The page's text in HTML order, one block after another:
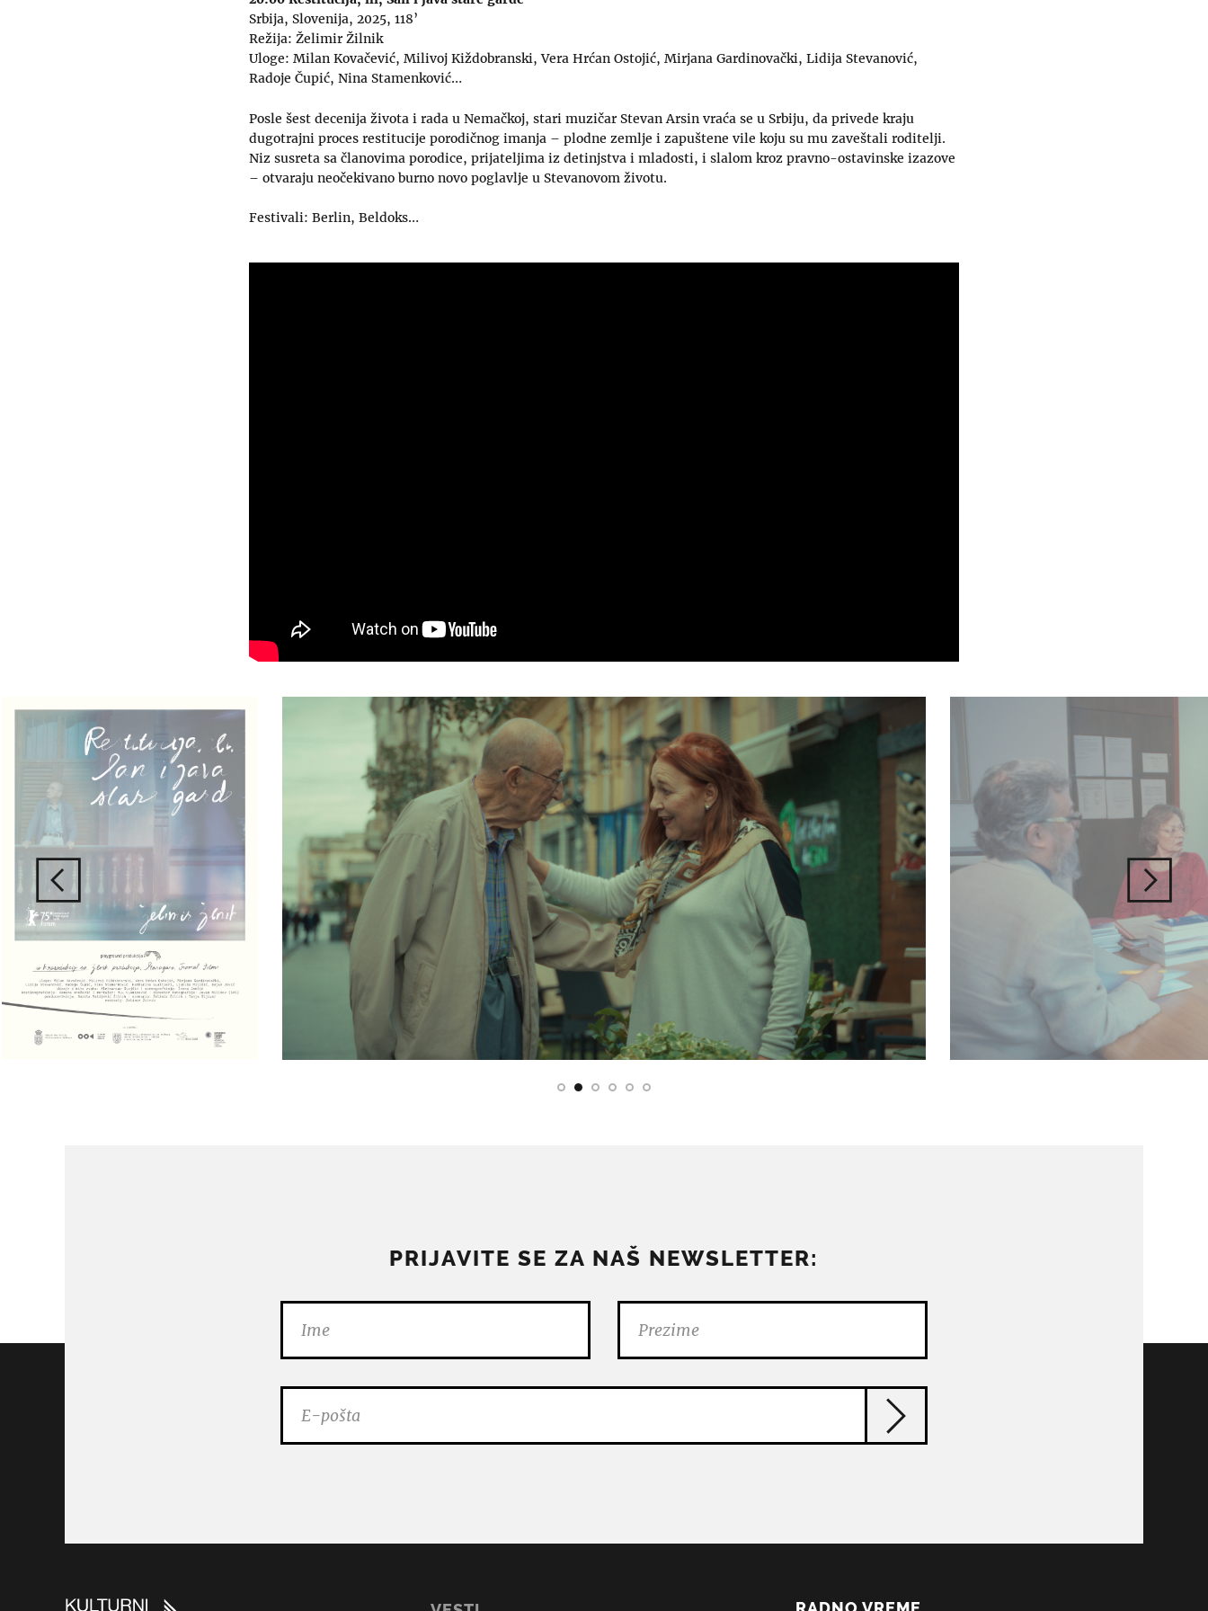
Srbija, Slovenija, 2025, 118’
Režija: Želimir Žilnik
Uloge: Milan Kovačević, Milivoj Kiždobranski, Vera Hrćan Ostojić, Mirjana Gardinovački, Lidija Stevanović,
Radoje Čupić, Nina Stamenković…
Posle šest decenija života i rada u Nemačkoj, stari muzičar Stevan Arsin vraća se u Srbiju, da privede kraju
dugotrajni proces restitucije porodičnog imanja – plodne zemlje i zapuštene vile koju su mu zaveštali roditelji.
Niz susreta sa članovima porodice, prijateljima iz detinjstva i mladosti, i slalom kroz pravno-ostavinske izazove
– otvaraju neočekivano burno novo poglavlje u Stevanovom životu.
Festivali: Berlin, Beldoks…
PRIJAVITE SE ZA NAŠ NEWSLETTER: